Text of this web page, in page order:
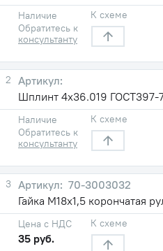
Наличие
Обратитесь к
консультанту
К схеме
2
Шплинт 4х36.019 ГОСТ397-
Наличие
Обратитесь к
консультанту
К схеме
3
70-3003032
Гайка М18х1,5 корончатая
Цена с НДС
35 руб.
К схеме